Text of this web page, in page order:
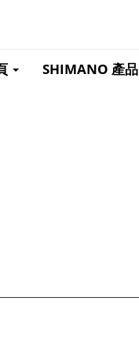
SHIMANO 產品